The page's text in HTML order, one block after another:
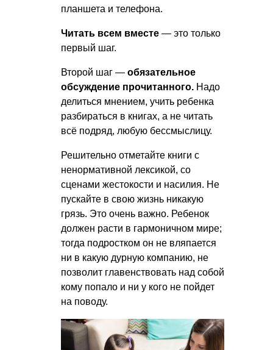
планшета и телефона.
Читать всем вместе — это только
первый шаг.
Второй шаг — обязательное
обсуждение прочитанного. Надо
делиться мнением, учить ребенка
разбираться в книгах, а не читать
всё подряд, любую бессмыслицу.
Решительно отметайте книги с
ненормативной лексикой, со
сценами жестокости и насилия. Не
пускайте в свою жизнь никакую
грязь. Это очень важно. Ребенок
должен расти в гармоничном мире;
тогда подростком он не вляпается
ни в какую дурную компанию, не
позволит главенствовать над собой
кому попало и ни у кого не пойдет
на поводу.